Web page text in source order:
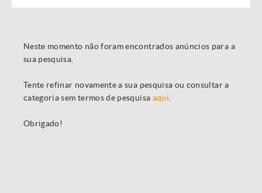
Neste momento não foram encontrados anúncios para a
sua pesquisa.
Tente refinar novamente a sua pesquisa ou consultar a
categoria sem termos de pesquisa aqui
Obrigado!